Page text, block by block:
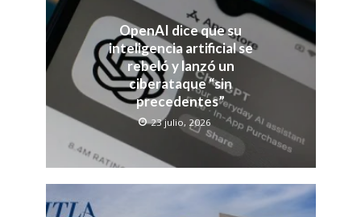
OpenAI dice que su
inteligencia artificial se
rebeló y lanzó un
ciberataque “sin
precedentes”
23 julio, 2026